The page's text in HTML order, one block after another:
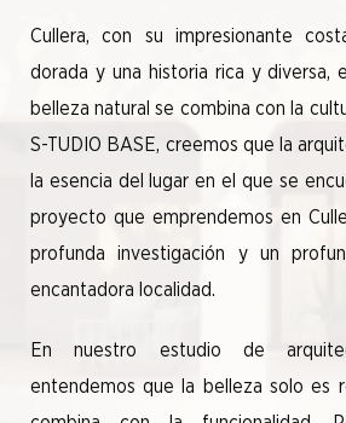
Cullera, con su impresionante
dorada y una historia rica y diversa,
belleza natural se combina con la
S-TUDIO BASE, creemos que la
la esencia del lugar en el que se
proyecto que emprendemos en
profunda investigación y un
encantadora localidad.
En nuestro estudio de
entendemos que la belleza solo es